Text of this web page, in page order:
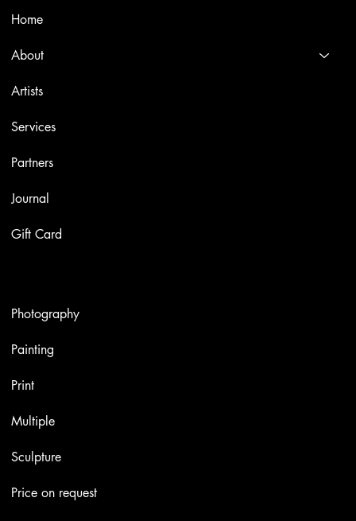
Home
About
Artists
Services
Partners
Journal
Gift Card
Photography
Painting
Print
Multiple
Sculpture
Price on request